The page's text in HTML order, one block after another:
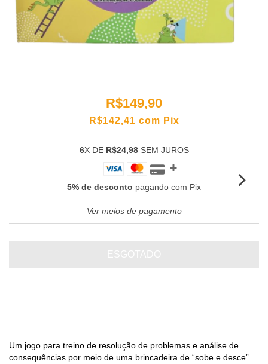
R$149,90
R$142,41 com Pix
6X DE R$24,98SEM JUROS
5% de desconto pagando com Pix
Ver meios de pagamento
Um jogo para treino de resolução de problemas e análise de
consequências por meio de uma brincadeira de “sobe e desce”.